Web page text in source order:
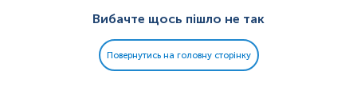
Вибачте щось пішло не так
Повернутись на головну сторінку